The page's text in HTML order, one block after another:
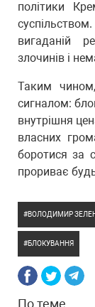
політики
вигаданій
злочинів і
Таким
сигналом:
внутрішня
власних
боротися за
прориває
ВОЛОДИМИР
БЛОКУВАННЯ
По теме